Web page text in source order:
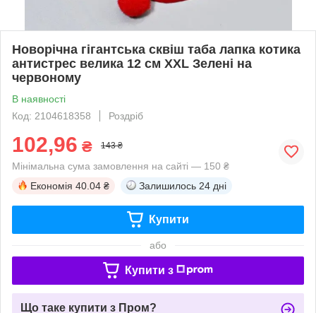
Новорічна гігантська сквіш таба лапка котика
антистрес велика 12 см XXL Зелені на
червоному
В наявності
Код: 2104618358
Роздріб
102,96 ₴ 143 ₴
Мінімальна сума замовлення на сайті — 150 ₴
Економія 40.04 ₴ Залишилось 24 дні
Купити
або
Купити з
Що таке купити з Пром?